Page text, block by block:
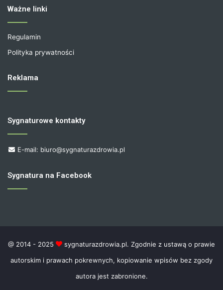
Ważne linki
Regulamin
Polityka prywatności
Reklama
Sygnaturowe kontakty
E-mail: biuro@sygnaturazdrowia.pl
Sygnatura na Facebook
@ 2014 - 2025
sygnaturazdrowia.pl. Zgodnie z ustawą o prawie
autorskim i prawach pokrewnych, kopiowanie wpisów bez zgody
autora jest zabronione.